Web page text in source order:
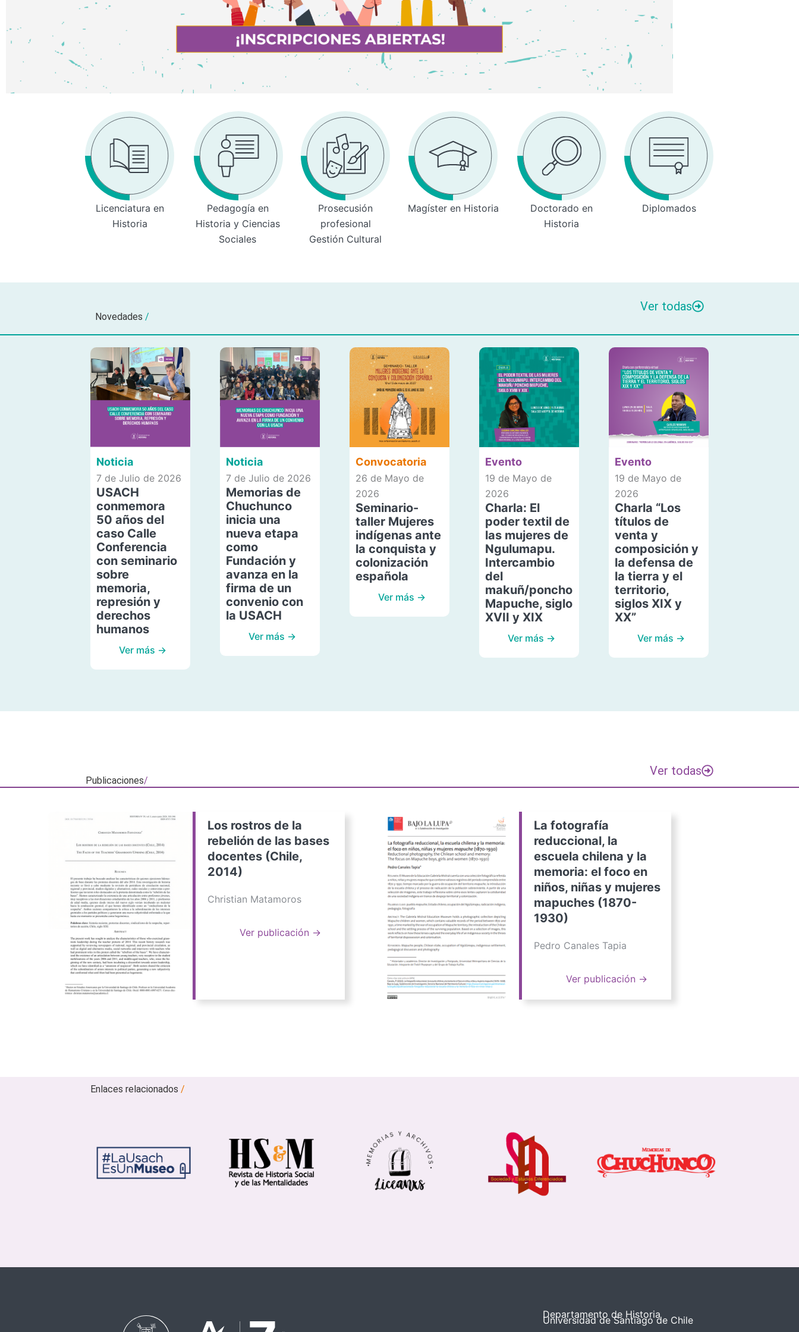
Licenciatura en
Historia
Pedagogía en
Historia y Ciencias
Sociales
Prosecusión
profesional
Gestión Cultural
Magíster en Historia
Doctorado en
Historia
Diplomados
Novedades /
Ver todas
Noticia
7 de Julio de 2026
USACH
conmemora
50 años del
caso Calle
Conferencia
con seminario
sobre
memoria,
represión y
derechos
humanos
Ver más →
Noticia
7 de Julio de 2026
Memorias de
Chuchunco
inicia una
nueva etapa
como
Fundación y
avanza en la
firma de un
convenio con
la USACH
Ver más →
Convocatoria
26 de Mayo de
2026
Seminario-
taller Mujeres
indígenas ante
la conquista y
colonización
española
Ver más →
Evento
19 de Mayo de
2026
Charla: El
poder textil de
las mujeres de
Ngulumapu.
Intercambio
del
makuñ/poncho
Mapuche, siglo
XVII y XIX
Ver más →
Evento
19 de Mayo de
2026
Charla “Los
títulos de
venta y
composición y
la defensa de
la tierra y el
territorio,
siglos XIX y
XX”
Ver más →
Publicaciones/
Ver todas
Los rostros de la
rebelión de las bases
docentes (Chile,
2014)
Christian Matamoros
Ver publicación →
La fotografía
reduccional, la
escuela chilena y la
memoria: el foco en
niños, niñas y mujeres
mapuches (1870-
1930)
Pedro Canales Tapia
Ver publicación →
Enlaces relacionados/
Departamento de Historia
Universidad de Santiago de Chile